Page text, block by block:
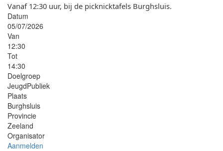
Vanaf 12:30 uur, bij de picknicktafels Burghsluis.
Datum
05/07/2026
Van
12:30
Tot
14:30
Doelgroep
JeugdPubliek
Plaats
Burghsluis
Provincie
Zeeland
Organisator
Aanmelden